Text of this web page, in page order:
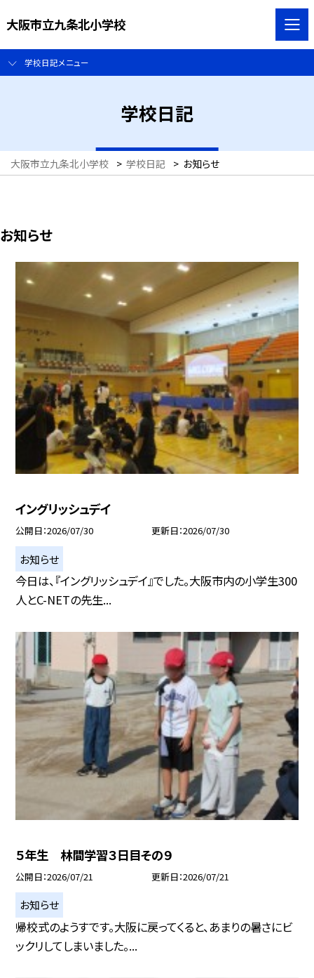
大阪市立九条北小学校
学校日記メニュー
学校日記
大阪市立九条北小学校 > 学校日記 > お知らせ
お知らせ
イングリッシュデイ
公開日 2026/07/30 更新日 2026/07/30
お知らせ
今日は、『イングリッシュデイ』でした。大阪市内の小学生300
人とC-NETの先生...
５年生 林間学習３日目その９
公開日 2026/07/21 更新日 2026/07/21
お知らせ
帰校式のようすです。大阪に戻ってくると、あまりの暑さにビ
ックリしてしまいました。...